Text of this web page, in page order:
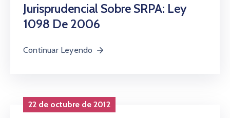
Jurisprudencial Sobre SRPA: Ley
1098 De 2006
Continuar Leyendo
22 de octubre de 2012